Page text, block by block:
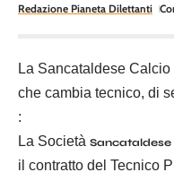
Redazione Pianeta Dilettanti
La Sancataldese Calcio
che cambia tecnico, di
:
La Società Sancataldese
il contratto del Tecnico